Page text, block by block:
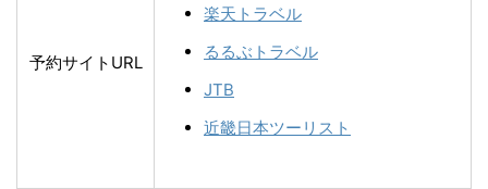
予約サイトURL
楽天トラベル
るるぶトラベル
JTB
近畿日本ツーリスト